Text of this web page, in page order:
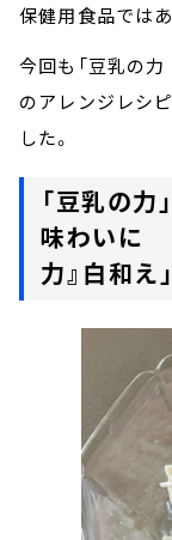
保健用食品では
今回も「豆乳の
のアレンジレシ
した。
「豆乳の
味わいに
力』白和え」